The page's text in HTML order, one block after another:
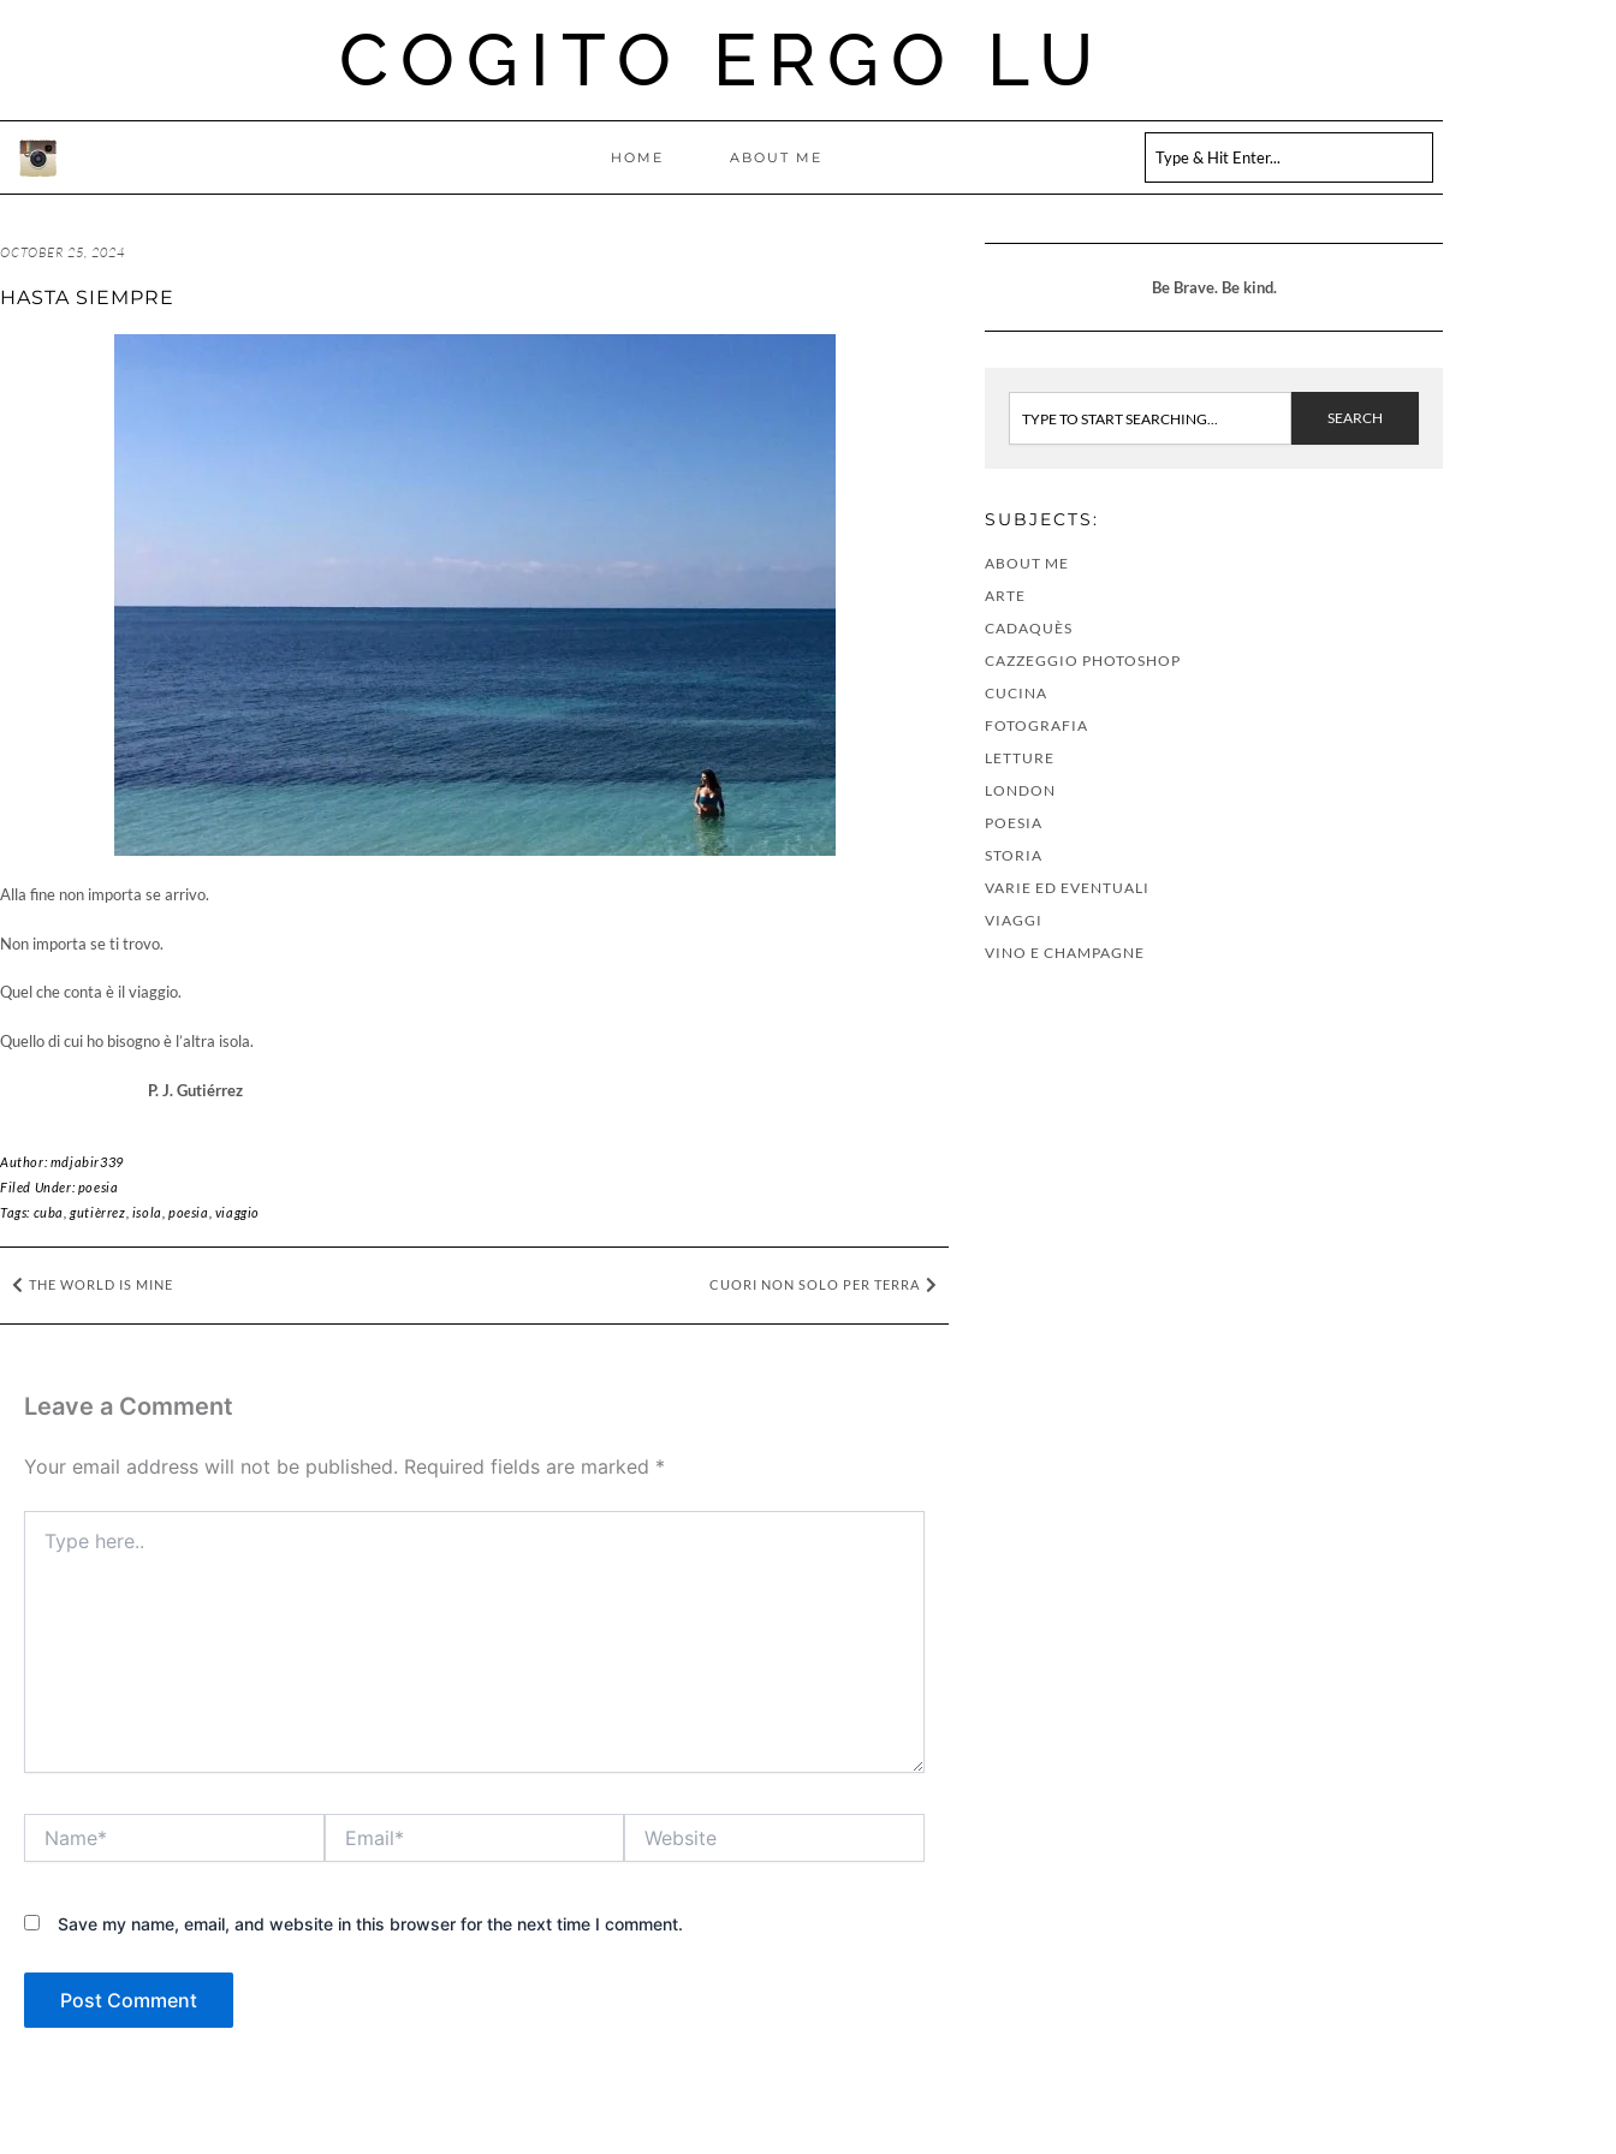
COGITO ERGO LU
HOME ABOUT ME
OCTOBER 25, 2024
HASTA SIEMPRE
Alla fine non importa se arrivo.
Non importa se ti trovo.
Quel che conta è il viaggio.
Quello di cui ho bisogno è l’altra isola.
P. J. Gutiérrez
Author: mdjabir339
Filed Under: poesia
Tags: cuba ,gutièrrez isola ,poesia viaggio
THE WORLD IS MINE CUORI NON SOLO PER TERRA
Leave a Comment
Your email address will not be published. Required fields are marked *
here..
Save my name, email, and website in this browser for the next time I comment.
Be Brave. Be kind.
SEARCH
SUBJECTS:
ABOUT ME
ARTE
CADAQUÈS
CAZZEGGIO PHOTOSHOP
CUCINA
FOTOGRAFIA
LETTURE
LONDON
POESIA
STORIA
VARIE ED EVENTUALI
VIAGGI
VINO E CHAMPAGNE